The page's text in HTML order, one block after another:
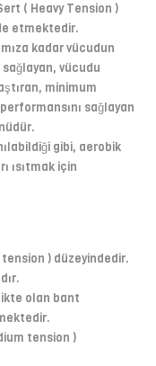
( Heavy Tension )
etmektedir.
kadar vücudun
vücudu
minimum
sağlayan
gibi, aerobik
ısıtmak için
) düzeyindedir.
olan bant
tension )